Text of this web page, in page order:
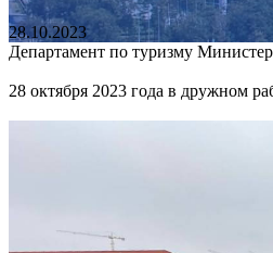
28.10.2023
Департамент по туризму
28 октября 2023 года в дружном